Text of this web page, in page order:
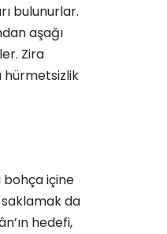
bulunurlar.
aşağı
Zira
hürmetsizlik
bohça içine
da
hedefi,